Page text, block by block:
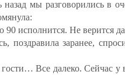
назад мы разговорились в
90 исполнится. Не верится
поздравила заранее,
Все далеко. Сейчас у